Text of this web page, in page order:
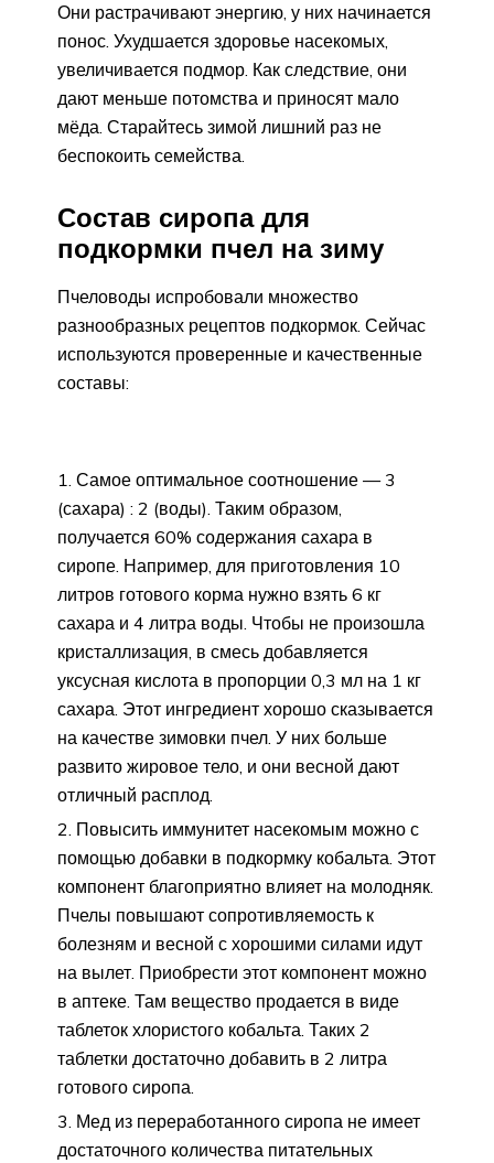
Они растрачивают энергию, у них начинается
понос. Ухудшается здоровье насекомых,
увеличивается подмор. Как следствие, они
дают меньше потомства и приносят мало
мёда. Старайтесь зимой лишний раз не
беспокоить семейства.
Состав сиропа для
подкормки пчел на зиму
Пчеловоды испробовали множество
разнообразных рецептов подкормок. Сейчас
используются проверенные и качественные
составы:
Самое оптимальное соотношение — 3
(сахара) : 2 (воды). Таким образом,
получается 60% содержания сахара в
сиропе. Например, для приготовления 10
литров готового корма нужно взять 6 кг
сахара и 4 литра воды. Чтобы не произошла
кристаллизация, в смесь добавляется
уксусная кислота в пропорции 0,3 мл на 1 кг
сахара. Этот ингредиент хорошо сказывается
на качестве зимовки пчел. У них больше
развито жировое тело, и они весной дают
отличный расплод.
Повысить иммунитет насекомым можно с
помощью добавки в подкормку кобальта. Этот
компонент благоприятно влияет на молодняк.
Пчелы повышают сопротивляемость к
болезням и весной с хорошими силами идут
на вылет. Приобрести этот компонент можно
в аптеке. Там вещество продается в виде
таблеток хлористого кобальта. Таких 2
таблетки достаточно добавить в 2 литра
готового сиропа.
Мед из переработанного сиропа не имеет
достаточного количества питательных